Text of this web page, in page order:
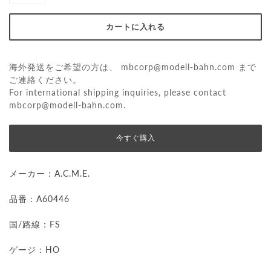
海外発送をご希望の方は、 mbcorp@modell-bahn.com
まで
ご連絡ください。
For international shipping inquiries, please contact
mbcorp@modell-bahn.com.
今すぐ購入
メーカー：A.C.M.E.
品番：A60446
国/路線：FS
ゲージ：HO